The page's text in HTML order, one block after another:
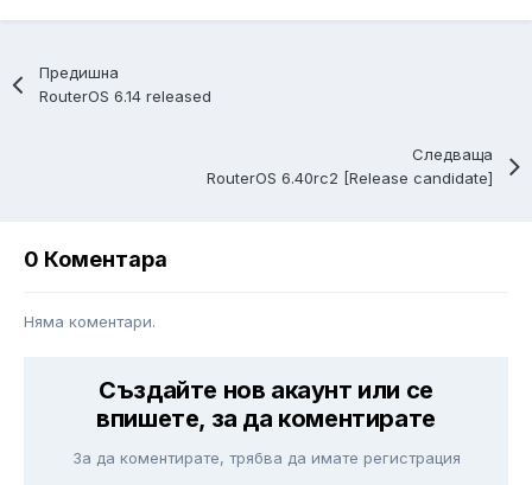
Предишна
RouterOS 6.14 released
Следваща
RouterOS 6.40rc2 [Release candidate]
0 Коментара
Няма коментари.
Създайте нов акаунт или се
впишете, за да коментирате
За да коментирате, трябва да имате регистрация